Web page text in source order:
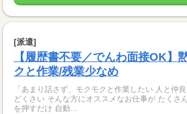
[派遣]
【履歴書不要／でんわ面接OK】
クと作業/残業少なめ
「あまり話さず、モクモクと作業したい 人と仲
どくさい そんな方にオススメなお仕事が たくさ
を押すだけ 自動...